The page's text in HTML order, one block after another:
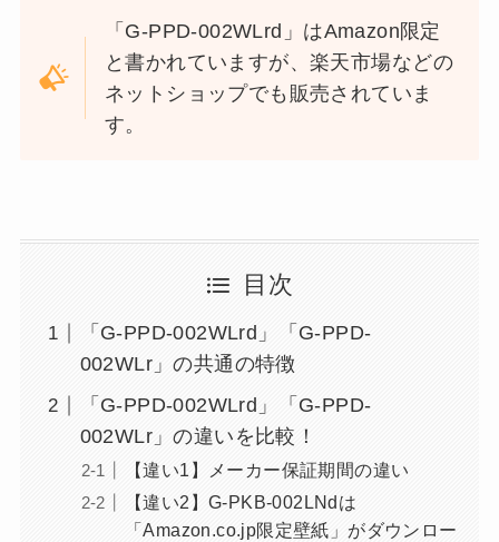
「G-PPD-002WLrd」はAmazon限定
と書かれていますが、楽天市場などの
ネットショップでも販売されていま
す。
目次
「G-PPD-002WLrd」「G-PPD-
002WLr」の共通の特徴
「G-PPD-002WLrd」「G-PPD-
002WLr」の違いを比較！
【違い1】メーカー保証期間の違い
【違い2】G-PKB-002LNdは
「Amazon.co.jp限定壁紙」がダウンロー